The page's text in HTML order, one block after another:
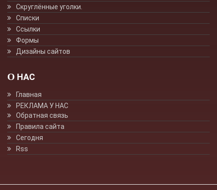
Скруглённые уголки.
Списки
Ссылки
Формы
Дизайны сайтов
О НАС
Главная
РЕКЛАМА У НАС
Обратная связь
Правила сайта
Сегодня
Rss